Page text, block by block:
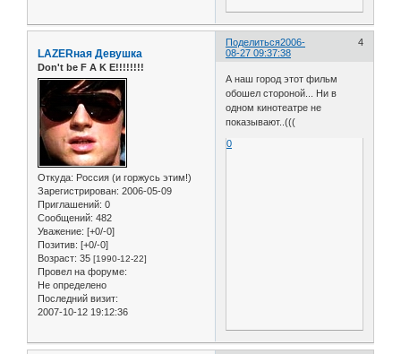
Поделиться 4
2006-
08-27 09:37:38
LAZERная Девушка
Don't be F A K E!!!!!!!!
Откуда: Россия (и горжусь этим!)
Зарегистрирован: 2006-05-09
Приглашений: 0
Сообщений: 482
Уважение: [+0/-0]
Позитив: [+0/-0]
Возраст: 35 [1990-12-22]
Провел на форуме:
Не определено
Последний визит:
2007-10-12 19:12:36
А наш город этот фильм
обошел стороной... Ни в
одном кинотеатре не
показывают..(((
0